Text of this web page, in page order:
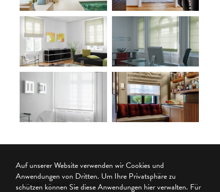
© 2026 Silent Gliss
Auf unserer Website verwenden wir Cookies und
Anwendungen von Dritten. Um Ihre Privatsphäre zu
schützen können Sie diese Anwendungen hier verwalten. Für